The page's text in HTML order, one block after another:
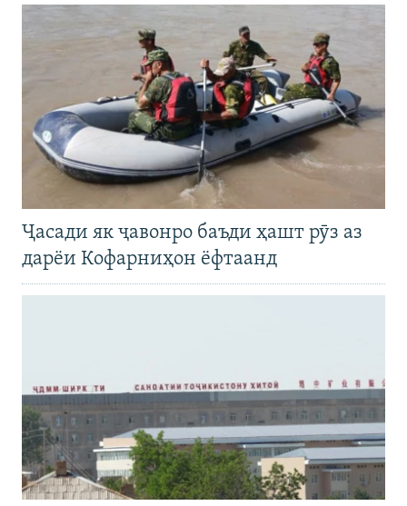
Ҷасади як ҷавонро баъди ҳашт рӯз аз
дарёи Кофарниҳон ёфтаанд